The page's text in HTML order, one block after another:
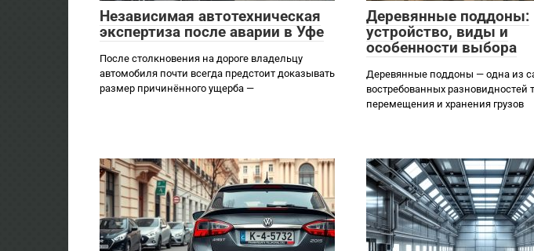
Независимая автотехническая
экспертиза после аварии в Уфе
После столкновения на дороге владельцу
автомобиля почти всегда предстоит доказывать
размер причинённого ущерба —
Деревянные поддоны:
устройство, виды и
особенности выбора
Деревянные поддоны — одна из
востребованных разновидностей
перемещения и хранения грузов